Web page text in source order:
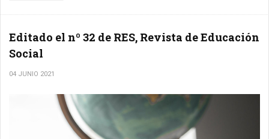
Editado el nº 32 de RES, Revista de Educación
Social
04 JUNIO 2021